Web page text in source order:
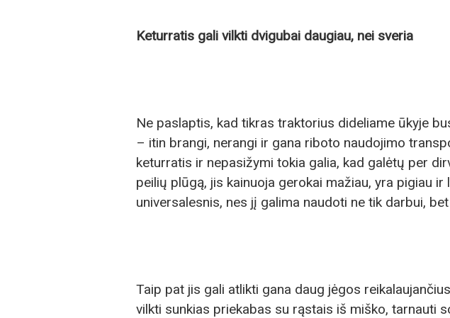
Keturratis gali vilkti dvigubai daugiau, nei sveria
Ne paslaptis, kad tikras traktorius dideliame ūkyje
– itin brangi, nerangi ir gana riboto naudojimo
keturratis ir nepasižymi tokia galia, kad galėtų per
peilių plūgą, jis kainuoja gerokai mažiau, yra pigiau ir
universalesnis, nes jį galima naudoti ne tik darbui,
Taip pat jis gali atlikti gana daug jėgos
vilkti sunkias priekabas su rąstais iš miško, tarnauti